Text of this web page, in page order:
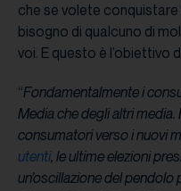
che se volete
bisogno di qualcuno di
voi. E questo è l’obiettivo
“Fondamentalmente i
Media che degli altri
consumatori verso i nuovi
utenti, le ultime elezioni
un’oscillazione del